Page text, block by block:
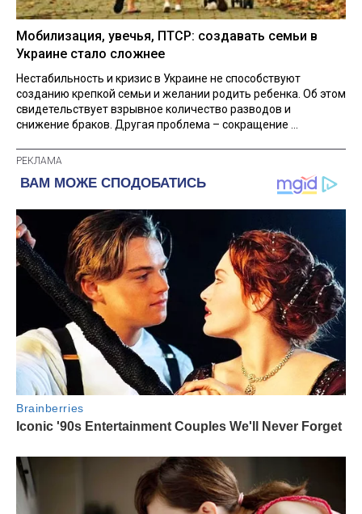
Мобилизация, увечья, ПТСР: создавать семьи в
Украине стало сложнее
Нестабильность и кризис в Украине не способствуют
созданию крепкой семьи и желании родить ребенка. Об этом
свидетельствует взрывное количество разводов и
снижение браков. Другая проблема – сокращение ...